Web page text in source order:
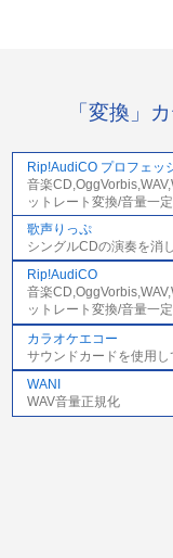
「変換」
Rip!AudiCO プロフェッ
音楽
ットレート変換/音量一
歌声りっぷ
シングルCDの演奏を消
Rip!AudiCO
音楽
ットレート変換/音量一
カラオケエコー
サウンドカードを使用
WANI
WAV音量正規化